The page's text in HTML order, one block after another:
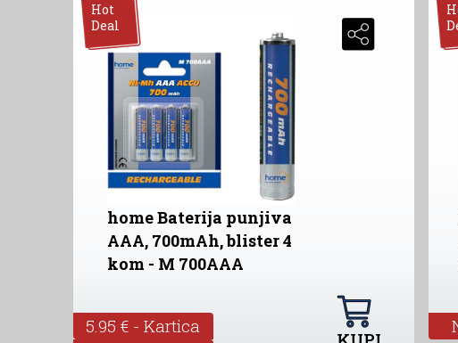
Hot
Deal
home Baterija punjiva
AAA, 700mAh, blister 4
kom - M 700AAA
5.95 € - Kartica